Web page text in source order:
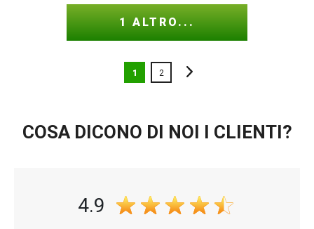
1 ALTRO...
1 2
COSA DICONO DI NOI I CLIENTI?
4.9